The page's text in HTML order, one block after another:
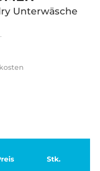
Unterwäsche
Stk.